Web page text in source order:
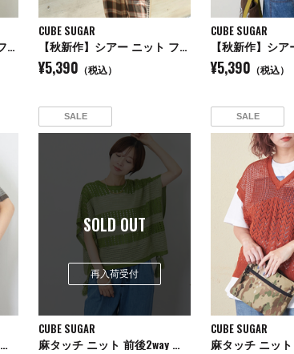
【秋新作】シアー ニット フレアスリーブ プルオーバー
CUBE SUGAR
【秋新作】シアー ニット フレアスリーブ プルオーバー
¥5,390 （税込）
CUBE SUGAR
¥5,390 （税込）
麻タッチ ニット 前後2way ケーブル ベスト
SALE
SOLD OUT
再入荷受付
CUBE SUGAR
麻タッチ ニット 前後2way ケーブル ベスト
SALE
CUBE SUGAR